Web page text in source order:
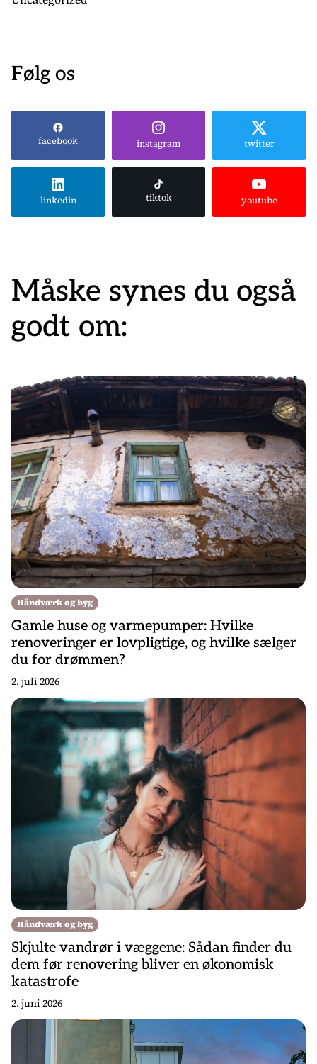
Følg os
facebook instagram twitter
linkedin tiktok youtube
Måske synes du også
godt om:
Håndværk og byg
Gamle huse og varmepumper: Hvilke
renoveringer er lovpligtige, og hvilke sælger
du for drømmen?
2. juli 2026
Håndværk og byg
Skjulte vandrør i væggene: Sådan finder du
dem før renovering bliver en økonomisk
katastrofe
2. juni 2026